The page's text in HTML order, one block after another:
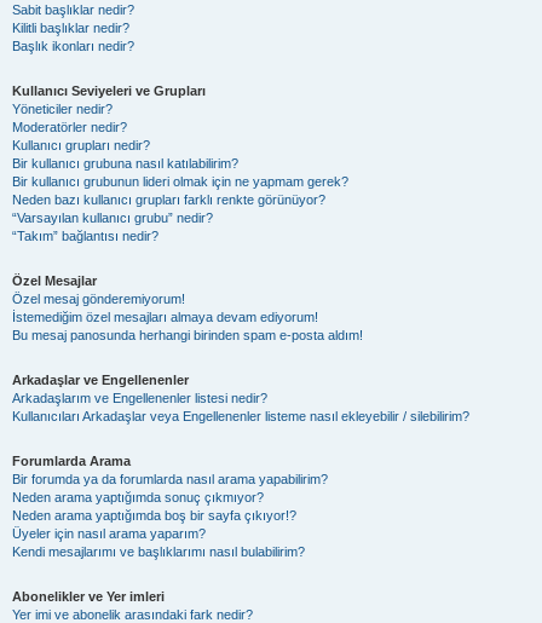
Sabit başlıklar nedir?
Kilitli başlıklar nedir?
Başlık ikonları nedir?
Kullanıcı Seviyeleri ve Grupları
Yöneticiler nedir?
Moderatörler nedir?
Kullanıcı grupları nedir?
Bir kullanıcı grubuna nasıl katılabilirim?
Bir kullanıcı grubunun lideri olmak için ne yapmam gerek?
Neden bazı kullanıcı grupları farklı renkte görünüyor?
“Varsayılan kullanıcı grubu” nedir?
“Takım” bağlantısı nedir?
Özel Mesajlar
Özel mesaj gönderemiyorum!
İstemediğim özel mesajları almaya devam ediyorum!
Bu mesaj panosunda herhangi birinden spam e-posta aldım!
Arkadaşlar ve Engellenenler
Arkadaşlarım ve Engellenenler listesi nedir?
Kullanıcıları Arkadaşlar veya Engellenenler listeme nasıl ekleyebilir / silebilirim?
Forumlarda Arama
Bir forumda ya da forumlarda nasıl arama yapabilirim?
Neden arama yaptığımda sonuç çıkmıyor?
Neden arama yaptığımda boş bir sayfa çıkıyor!?
Üyeler için nasıl arama yaparım?
Kendi mesajlarımı ve başlıklarımı nasıl bulabilirim?
Abonelikler ve Yer imleri
Yer imi ve abonelik arasındaki fark nedir?